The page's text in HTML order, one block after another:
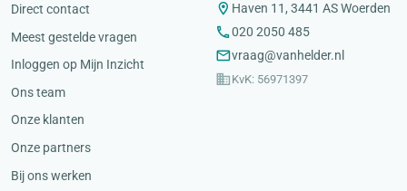
Direct contact
Meest gestelde vragen
Inloggen op Mijn Inzicht
Ons team
Onze klanten
Onze partners
Bij ons werken
Haven 11, 3441 AS Woerden
020 2050 485
vraag@vanhelder.nl
KvK: 56971397